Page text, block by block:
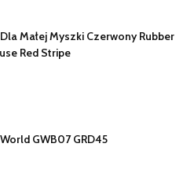
Małej Myszki Czerwony Rubber
Red Stripe
GWB07 GRD45